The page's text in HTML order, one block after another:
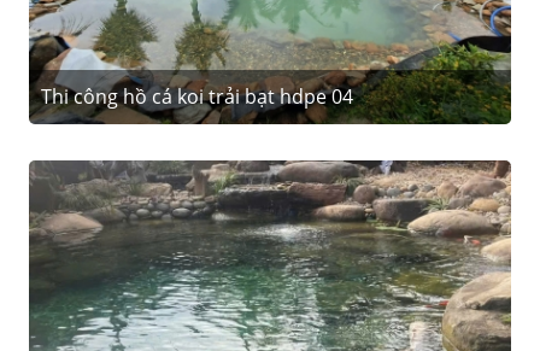
Thi công hồ cá koi trải bạt hdpe 04